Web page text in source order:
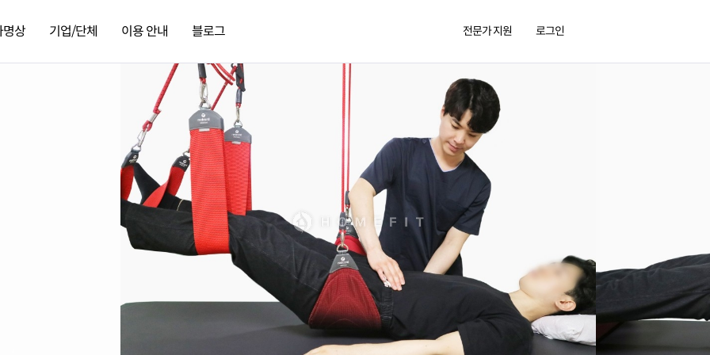
명상 기업/단체 이용 안내 블로그 전문가 지원 로그인